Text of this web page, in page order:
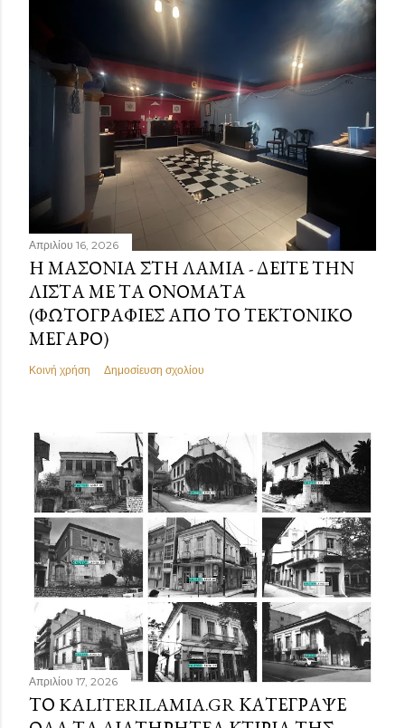
Απριλίου 16, 2026
Η ΜΑΣΟΝΊΑ ΣΤΗ ΛΑΜΊΑ - ΔΕΊΤΕ ΤΗΝ
ΛΊΣΤΑ ΜΕ ΤΑ ΟΝΌΜΑΤΑ
(ΦΩΤΟΓΡΑΦΊΕΣ ΑΠΌ ΤΟ ΤΕΚΤΟΝΙΚΌ
ΜΈΓΑΡΟ)
Κοινή χρήση Δημοσίευση σχολίου
Απριλίου 17, 2026
ΤΟ KALITERILAMIA.GR ΚΑΤΈΓΡΑΨΕ